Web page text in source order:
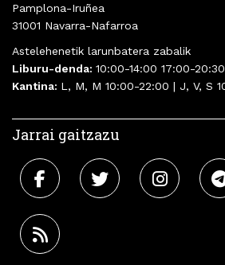
Pamplona-Iruñea
31001 Navarra-Nafarroa
Astelehenetik larunbatera zabalik
Liburu-denda: 10:00-14:00 17:00-20:30
Kantina: L, M, M 10:00-22:00 | J, V, S
Jarrai gaitzazu